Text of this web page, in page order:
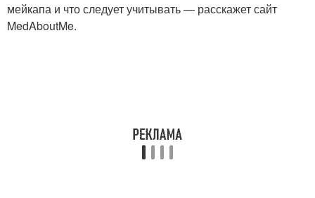
мейкапа и что следует учитывать — расскажет сайт
MedAboutMe.